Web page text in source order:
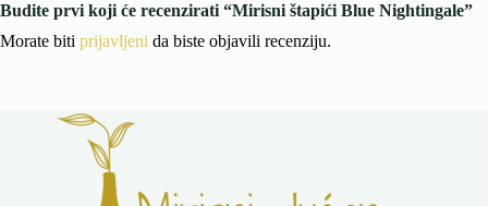
Budite prvi koji će recenzirati “Mirisni štapići Blue Nightingale”
Morate biti prijavljeni da biste objavili recenziju.